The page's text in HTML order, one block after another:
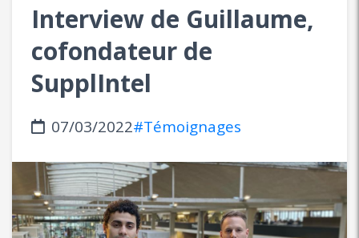
Interview de Guillaume,
cofondateur de
SupplIntel
07/03/2022#Témoignages